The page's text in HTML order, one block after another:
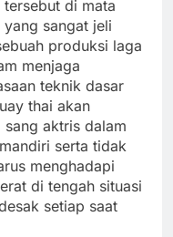
di mata
sangat jeli
produksi laga
menjaga
teknik dasar
thai akan
aktris dalam
serta tidak
menghadapi
di tengah situasi
setiap saat